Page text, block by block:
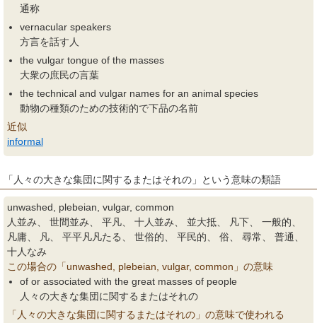
通称
vernacular speakers
方言を話す人
the vulgar tongue of the masses
大衆の庶民の言葉
the technical and vulgar names for an animal species
動物の種類のための技術的で下品の名前
近似
informal
「人々の大きな集団に関するまたはそれの」という意味の類語
unwashed, plebeian, vulgar, common
人並み、 世間並み、 平凡、 十人並み、 並大抵、 凡下、 一般的、
凡庸、 凡、 平平凡凡たる、 世俗的、 平民的、 俗、 尋常、 普通、
十人なみ
この場合の「unwashed, plebeian, vulgar, common」の意味
of or associated with the great masses of people
人々の大きな集団に関するまたはそれの
「人々の大きな集団に関するまたはそれの」の意味で使われる